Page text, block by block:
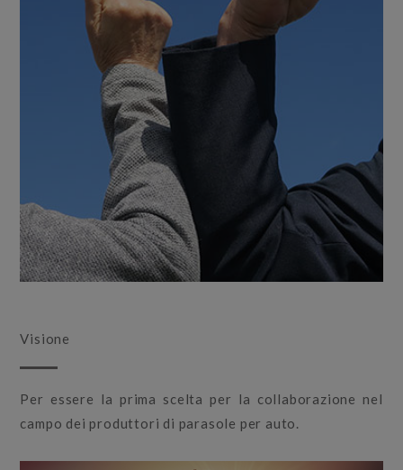
Visione
Per essere la prima scelta per la collaborazione nel
campo dei produttori di parasole per auto.